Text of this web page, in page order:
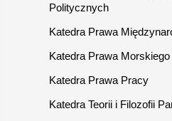
Politycznych
Katedra Prawa
Katedra Prawa Morskiego
Katedra Prawa Pracy
Katedra Teorii i Filozofii